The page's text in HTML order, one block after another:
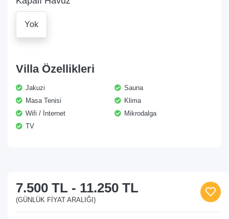
Yok
Villa Özellikleri
Jakuzi
Sauna
Masa Tenisi
Klima
Wifi / İnternet
Mikrodalga
TV
7.500 TL - 11.250 TL
(GÜNLÜK FIYAT ARALIĞI)